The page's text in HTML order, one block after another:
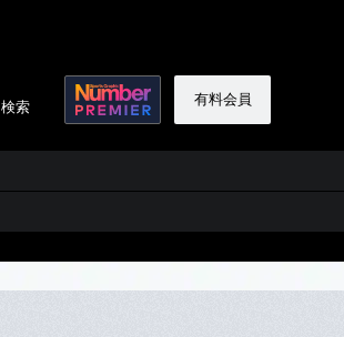
検索 有料会員